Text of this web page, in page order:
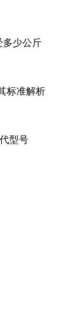
多少公斤
标准解析
型号